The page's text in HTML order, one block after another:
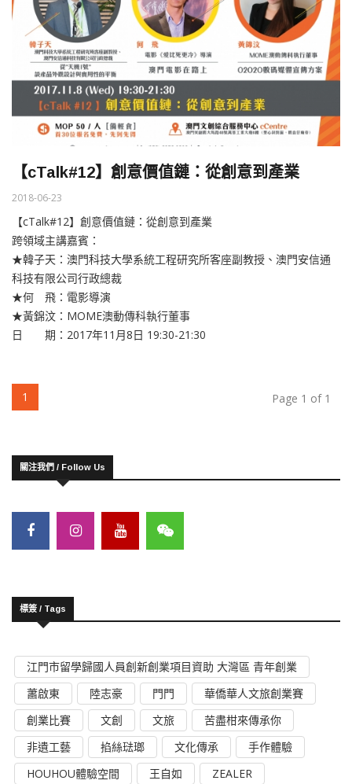
【cTalk#12】創意價值鏈：從創意到產業
2018-06-23
【cTalk#12】創意價值鏈：從創意到產業
跨領域主講嘉賓：
★韓子天：澳門科技大學系統工程研究所客座副教授、澳門安信通
科技有限公司行政總裁
★何 飛：電影導演
★黃錦汶：MOME澳動傳科執行董事
日 期：2017年11月8日 19:30-21:30
1 Page 1 of 1
關注我們 / Follow Us
標簽 / Tags
江門市留學歸國人員創新創業項目資助 大灣區 青年創業
蕭啟東
陸志豪 門門
華僑華人文旅創業賽
創業比賽
文創 文旅
苦盡柑來傳承你
非遺工藝
掐絲琺瑯 文化傳承
手作體驗
HOUHOU體驗空間
王自如 ZEALER